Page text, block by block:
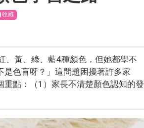
收藏
、黃、綠、藍4種顏色，但她都學不
色盲呀？」這問題困擾著許多家
點：（1）家長不清楚顏色認知的發